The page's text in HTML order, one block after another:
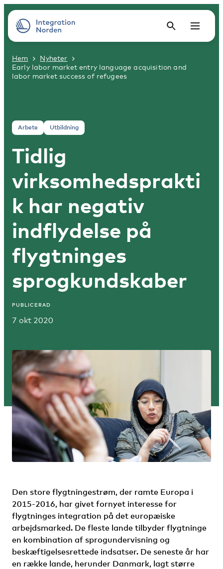
Hem
Nyheter
Early labor market entry language acquisition and
labor market success of refugees
Arbete Utbildning
Tidlig
virksomhedsprakti
k har negativ
indflydelse på
flygtninges
sprogkundskaber
PUBLICERAD
7 okt 2020
Den store flygtningestrøm, der ramte Europa i
2015-2016, har givet fornyet interesse for
flygtninges integration på det europæiske
arbejdsmarked. De fleste lande tilbyder flygtninge
en kombination af sprogundervisning og
beskæftigelsesrettede indsatser. De seneste år har
en række lande, herunder Danmark, lagt større